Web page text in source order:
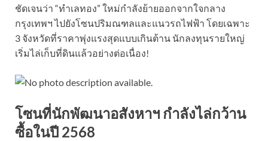
ชัดเจนว่า “ทำเลทอง” ใหม่กำลังย้ายออกจากใจกลาง
กรุงเทพฯ ไปยังโซนปริมณฑลและแนวรถไฟฟ้า โดยเฉพาะ
3 จังหวัดที่ราคาพุ่งแรงสุดแบบเกินต้าน นักลงทุนรายใหญ่
เริ่มไล่เก็บที่ดินแล้วอย่างต่อเนื่อง!
โซนที่นักพัฒนาอสังหาฯ กำลังไล่กว้าน
ซื้อในปี 2568